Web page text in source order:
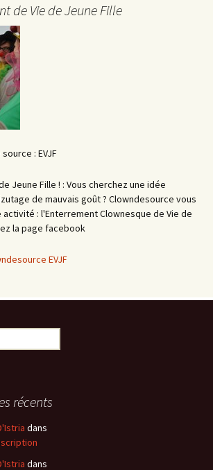
de Vie de Jeune Fille
: EVJF
Jeune Fille ! : Vous cherchez une idée
de mauvais goût ? Clowndesource vous
: l'Enterrement Clownesque de Vie de
la page facebook
EVJF
récents
dans
dans